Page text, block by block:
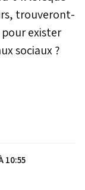
trouveront-
exister
sociaux ?
10:55